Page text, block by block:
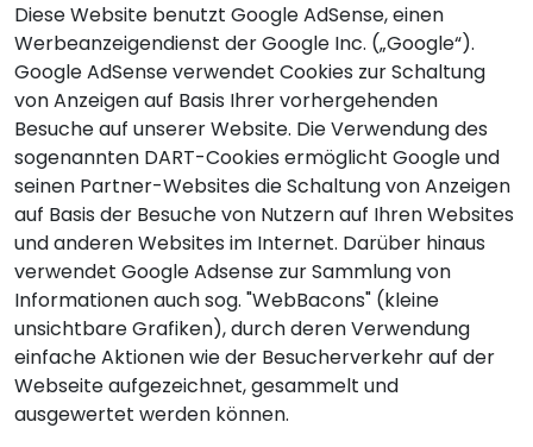
Diese Website benutzt Google AdSense, einen
Werbeanzeigendienst der Google Inc. („Google“).
Google AdSense verwendet Cookies zur Schaltung
von Anzeigen auf Basis Ihrer vorhergehenden
Besuche auf unserer Website. Die Verwendung des
sogenannten DART-Cookies ermöglicht Google und
seinen Partner-Websites die Schaltung von Anzeigen
auf Basis der Besuche von Nutzern auf Ihren Websites
und anderen Websites im Internet. Darüber hinaus
verwendet Google Adsense zur Sammlung von
Informationen auch sog. "WebBacons" (kleine
unsichtbare Grafiken), durch deren Verwendung
einfache Aktionen wie der Besucherverkehr auf der
Webseite aufgezeichnet, gesammelt und
ausgewertet werden können.